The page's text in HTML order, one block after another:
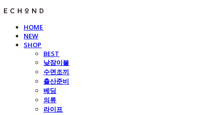
HOME
NEW
SHOP
BEST
낮잠이불
수면조끼
출산준비
베딩
의류
라이프